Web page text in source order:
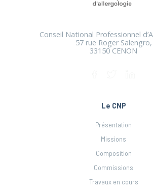
Conseil National Professionnel
57 rue Roger Salengro,
33150 CENON
Le CNP
Présentation
Missions
Composition
Commissions
Travaux en cours